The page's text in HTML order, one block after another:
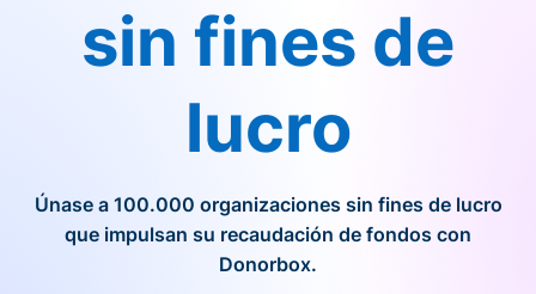
sin fines de
lucro
Únase a 100.000 organizaciones sin fines de lucro
que impulsan su recaudación de fondos con
Donorbox.